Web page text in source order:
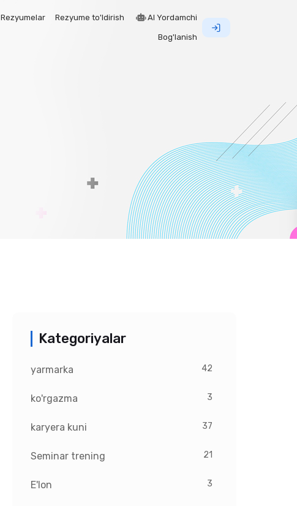
Rezyumelar Rezyume to'ldirish AI Yordamchi
Bog'lanish
Kategoriyalar
yarmarka 42
ko'rgazma 3
karyera kuni 37
Seminar trening 21
E'lon 3